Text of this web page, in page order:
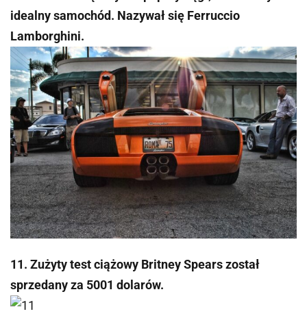
idealny samochód. Nazywał się Ferruccio
Lamborghini.
11. Zużyty test ciążowy Britney Spears został
sprzedany za 5001 dolarów.